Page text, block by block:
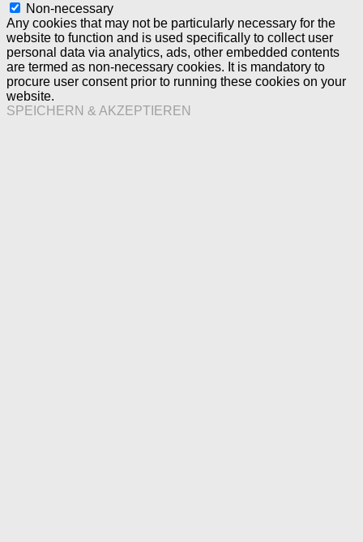
Non-necessary
Any cookies that may not be particularly necessary for the
website to function and is used specifically to collect user
personal data via analytics, ads, other embedded contents
are termed as non-necessary cookies. It is mandatory to
procure user consent prior to running these cookies on your
website.
SPEICHERN & AKZEPTIEREN